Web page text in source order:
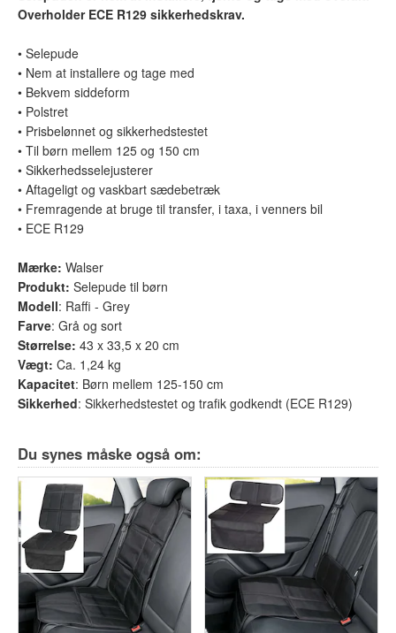
Overholder ECE R129 sikkerhedskrav.
• Selepude
• Nem at installere og tage med
• Bekvem siddeform
• Polstret
• Prisbelønnet og sikkerhedstestet
• Til børn mellem 125 og 150 cm
• Sikkerhedsselejusterer
• Aftageligt og vaskbart sædebetræk
• Fremragende at bruge til transfer, i taxa, i venners bil
• ECE R129
Mærke: Walser
Produkt: Selepude til børn
Modell: Raffi - Grey
Farve: Grå og sort
Størrelse: 43 x 33,5 x 20 cm
Vægt: Ca. 1,24 kg
Kapacitet: Børn mellem 125-150 cm
Sikkerhed: Sikkerhedstestet og trafik godkendt (ECE R129)
Du synes måske også om: